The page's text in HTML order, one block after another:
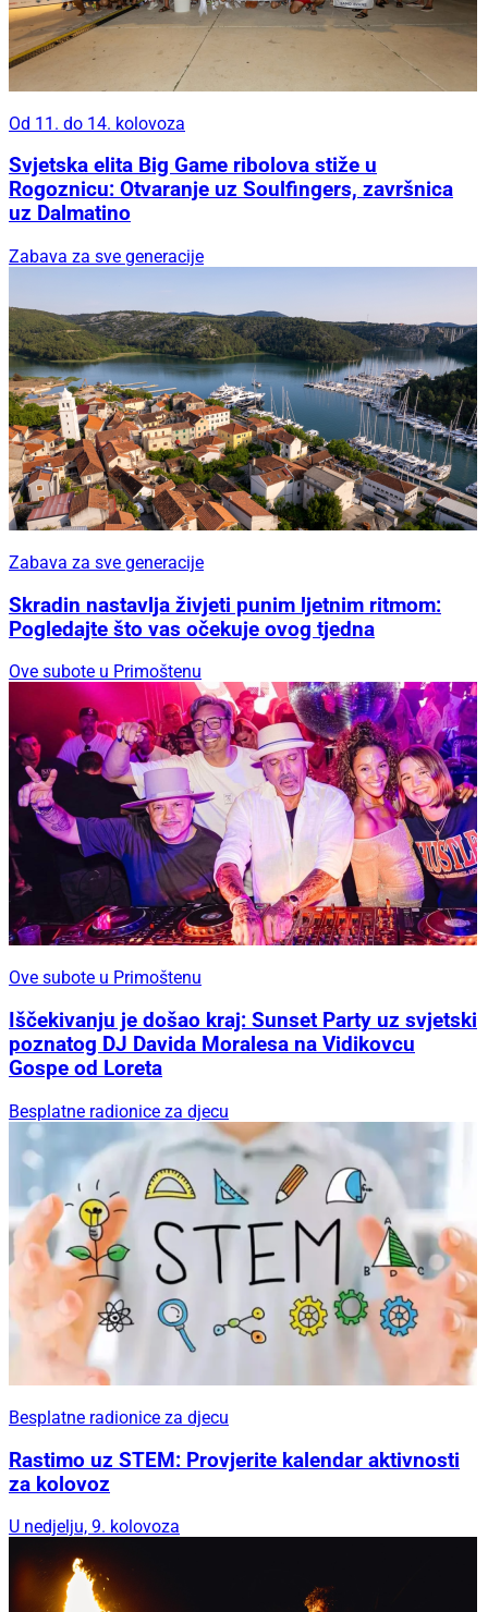
Od 11. do 14. kolovoza
Svjetska elita Big Game ribolova stiže u
Rogoznicu: Otvaranje uz Soulfingers, završnica
uz Dalmatino
Zabava za sve generacije
Zabava za sve generacije
Skradin nastavlja živjeti punim ljetnim ritmom:
Pogledajte što vas očekuje ovog tjedna
Ove subote u Primoštenu
Ove subote u Primoštenu
Iščekivanju je došao kraj: Sunset Party uz svjetski
poznatog DJ Davida Moralesa na Vidikovcu
Gospe od Loreta
Besplatne radionice za djecu
Besplatne radionice za djecu
Rastimo uz STEM: Provjerite kalendar aktivnosti
za kolovoz
U nedjelju, 9. kolovoza